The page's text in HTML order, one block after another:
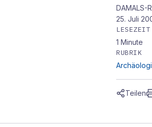
Troja-DAMALS-
25. Juli
LESEZEIT
1 Minute
RUBRIK
Teilen